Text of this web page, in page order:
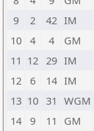
9
2 42 IM
10
4 4 GM
11 12 29 IM
12
6 14 IM
13 10 31 WGM
14
9 11 GM